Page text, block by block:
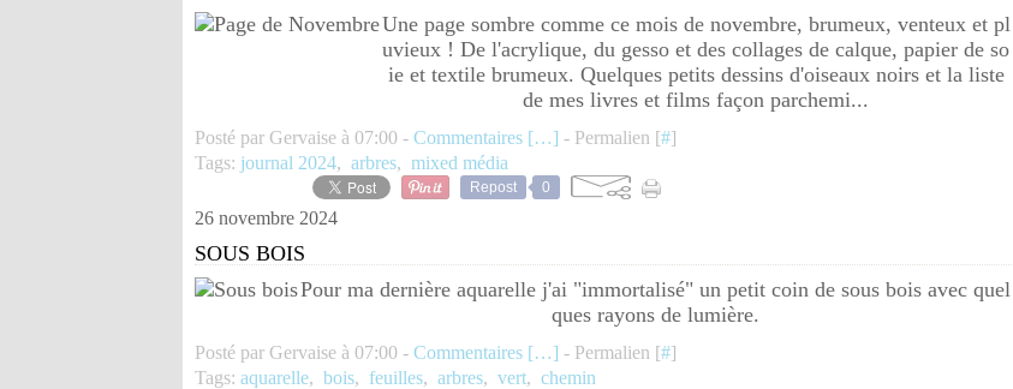
Une page sombre comme ce mois de novembre, brumeux, venteux et pl
uvieux ! De l'acrylique, du gesso et des collages de calque, papier de so
ie et textile brumeux. Quelques petits dessins d'oiseaux noirs et la liste
de mes livres et films façon parchemi...
Posté par Gervaise à 07:00 - Commentaires […] - Permalien [#]
Tags: journal 2024, arbres, mixed média
Repost 0
26 novembre 2024
SOUS BOIS
Pour ma dernière aquarelle j'ai "immortalisé" un petit coin de sous bois avec quel
ques rayons de lumière.
Posté par Gervaise à 07:00 - Commentaires […] - Permalien [#]
Tags: aquarelle, bois, feuilles, arbres, vert, chemin